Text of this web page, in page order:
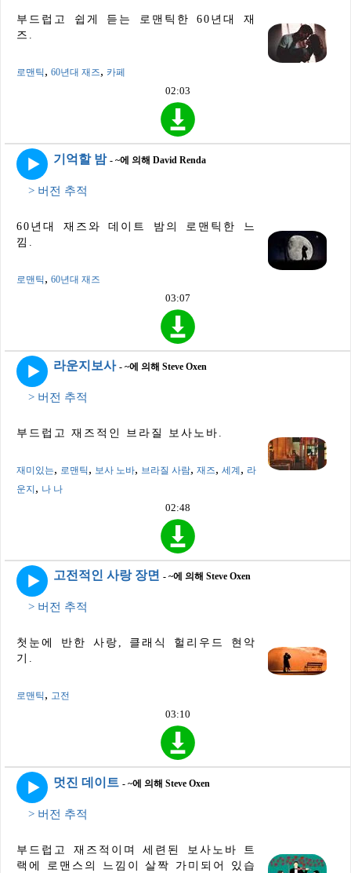
부드럽고 쉽게 듣는 로맨틱한 60년대 재
즈.
로맨틱 , 60년대 재즈, 카페
02:03
기억할 밤 - ~에 의해 David Renda
> 버전 추적
60년대 재즈와 데이트 밤의 로맨틱한 느
낌.
로맨틱, 60년대 재즈
03:07
라운지보사 - ~에 의해 Steve Oxen
> 버전 추적
부드럽고 재즈적인 브라질 보사노바.
재미있는, 로맨틱 , 보사 노바, 브라질 사람, 재즈, 세계 , 라
운지 , 나 나
02:48
고전적인 사랑 장면 - ~에 의해 Steve Oxen
> 버전 추적
첫눈에 반한 사랑, 클래식 헐리우드 현악
기.
로맨틱 , 고전
03:10
멋진 데이트 - ~에 의해 Steve Oxen
> 버전 추적
부드럽고 재즈적이며 세련된 보사노바 트
랙에 로맨스의 느낌이 살짝 가미되어 있습